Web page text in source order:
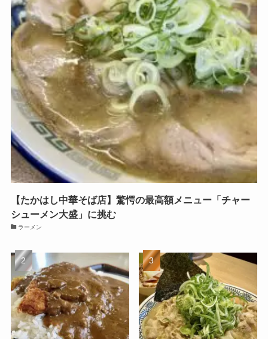
【たかはし中華そば店】驚愕の最高額メニュー「チャー
シューメン大盛」に挑む
ラーメン